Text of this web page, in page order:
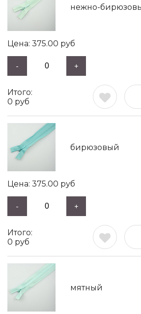
нежно-
375.00 руб
- +
0 руб
бирюзовый
375.00 руб
- +
0 руб
мятный